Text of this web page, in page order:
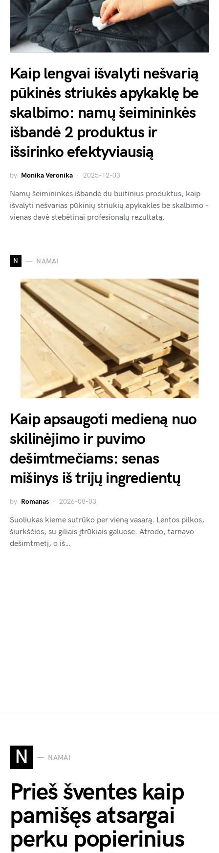
Kaip lengvai išvalyti nešvarią
pūkinės striukės apykaklę be
skalbimo: namų šeimininkės
išbandė 2 produktus ir
išsirinko efektyviausią
by Monika Veronika 2025-12-03
Namų šeimininkės išbandė du buitinius produktus, kaip
išvalyti nešvarias pūkinių striukių apykakles be skalbimo –
vienas davė stebėtinai profesionalų rezultatą.
N NAMAI
Kaip apsaugoti medieną nuo
skilinėjimo ir puvimo
dešimtmečiams: senas
mišinys iš trijų ingredientų
by Romanas 2026-08-03
Suoliukas kieme sutrūko per vieną vasarą. Lentos pilkos,
šiurkščios, su giliais įtrūkiais galuose. Atrodo, tarnavo
dešimtmetį, o iš…
N NAMAI
Prieš šventes kaip
pamišęs atsargai
perku popierinius